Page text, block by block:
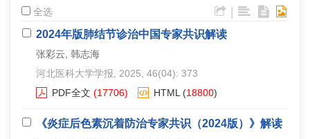
全选
2024年版肺结节诊治中国专家共识解读
张彩云, 韩志海
河北医科大学学报 , 2025, 46(04): 373
PDF全文 (17706) HTML (18800)
《炎症后色素沉着防治专家共识（2024版）》解读